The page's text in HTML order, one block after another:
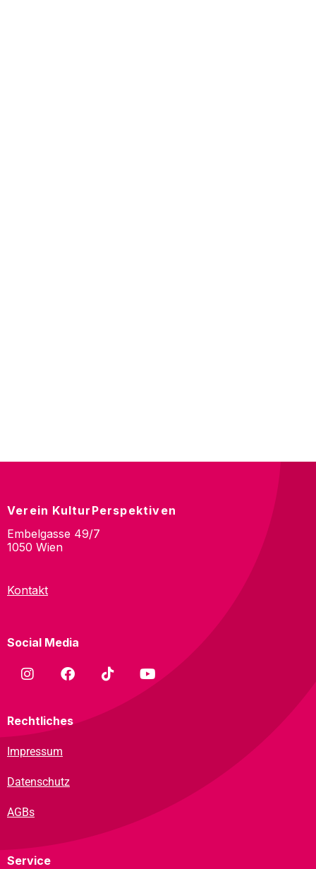
Verein KulturPerspektiven
Embelgasse 49/7
1050 Wien
Kontakt
Social Media
Rechtliches
Impressum
Datenschutz
AGBs
Service